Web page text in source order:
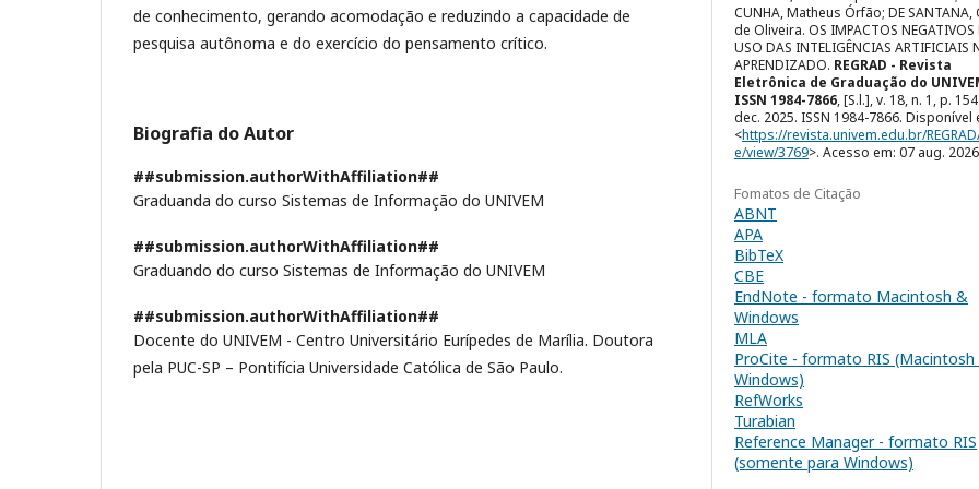
de conhecimento, gerando acomodação e reduzindo a capacidade de
pesquisa autônoma e do exercício do pensamento crítico.
Biografia do Autor
##submission.authorWithAffiliation##
Graduanda do curso Sistemas de Informação do UNIVEM
##submission.authorWithAffiliation##
Graduando do curso Sistemas de Informação do UNIVEM
##submission.authorWithAffiliation##
Docente do UNIVEM - Centro Universitário Eurípedes de Marília. Doutora
pela PUC-SP – Pontifícia Universidade Católica de São Paulo.
CUNHA, Matheus Órfão; DE SANTANA,
de Oliveira. OS IMPACTOS NEGATIVOS
USO DAS INTELIGÊNCIAS ARTIFICIAIS
APRENDIZADO. REGRAD - Revista
Eletrônica de Graduação do
ISSN 1984-7866, [S.l.], v. 18, n. 1, p.
dec. 2025. ISSN 1984-7866. Disponível
<https://revista.univem.edu.br/
e/view/3769>. Acesso em: 07 aug.
Fomatos de Citação
ABNT
APA
BibTeX
CBE
EndNote - formato Macintosh &
Windows
MLA
ProCite - formato RIS
Windows)
RefWorks
Turabian
Reference Manager - formato RIS
(somente para Windows)